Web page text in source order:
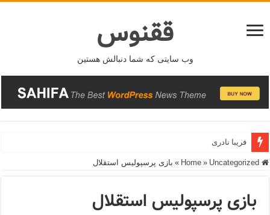
ققنوس
وب سایتی که شما دنبالش هستین
فریبا نادری
» Uncategorized
» بازی پرسپولیس استقلال
بازی پرسپولیس استقلال